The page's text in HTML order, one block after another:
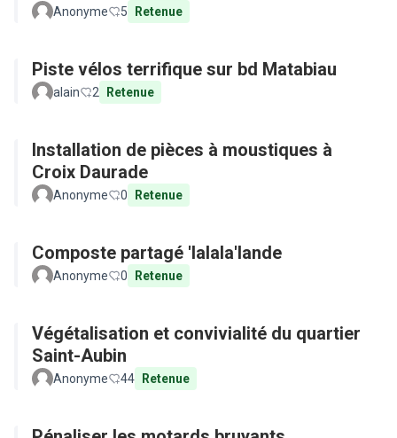
Anonyme 5 Retenue
Piste vélos terrifique sur bd Matabiau
alain 2 Retenue
Installation de pièces à moustiques à
Croix Daurade
Anonyme 0 Retenue
Composte partagé 'lalala'lande
Anonyme 0 Retenue
Végétalisation et convivialité du quartier
Saint-Aubin
Anonyme 44 Retenue